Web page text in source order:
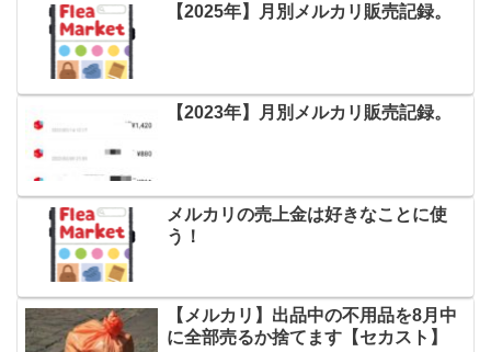
【2025年】月別メルカリ販売記録。
【2023年】月別メルカリ販売記録。
メルカリの売上金は好きなことに使
う！
【メルカリ】出品中の不用品を8月中
に全部売るか捨てます【セカスト】